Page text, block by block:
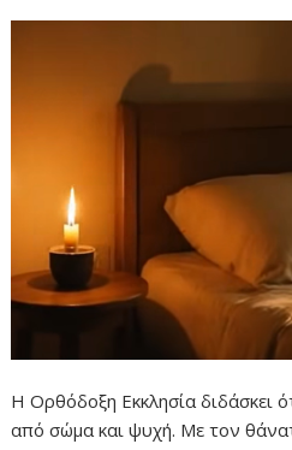
Η Ορθόδοξη Εκκλησία διδάσκει
από σώμα και ψυχή. Με τον